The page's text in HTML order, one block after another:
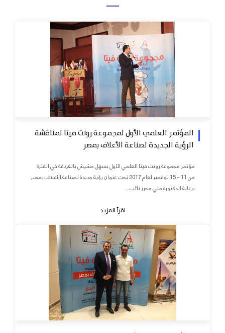
المؤتمر العلمي الأول لمجموعة رونت فيتا لمناقشة
الرؤية الجديدة لصناعة الأعلاف بمصر
مؤتمر مجموعة رونت فيتا العلمي الأول بسهل حشيش بالغردقة في الفترة
من 11 – 15 نوفمبر لعام 2017 تحت عنوان رؤية جديدة لصناعة الأعلاف بمصر
برعاية الدكتورة مني محرز نائب...
اقرأ المزيد